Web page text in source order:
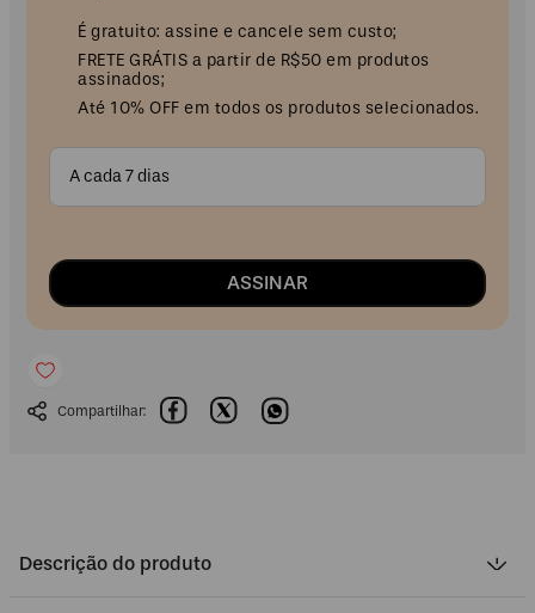
É gratuito: assine e cancele sem custo;
FRETE GRÁTIS a partir de R$50 em produtos
assinados;
Até 10% OFF em todos os produtos selecionados.
A cada 7 dias
ASSINAR
Descrição do produto